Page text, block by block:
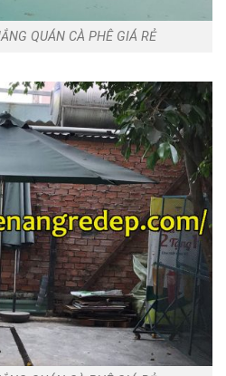
QUÁN CÀ PHÊ GIÁ RẺ